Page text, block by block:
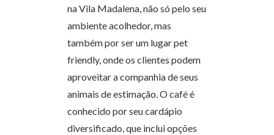
na Vila Madalena, não só pelo seu
ambiente acolhedor, mas
também por ser um lugar pet
friendly, onde os clientes podem
aproveitar a companhia de seus
animais de estimação. O café é
conhecido por seu cardápio
diversificado, que inclui opções